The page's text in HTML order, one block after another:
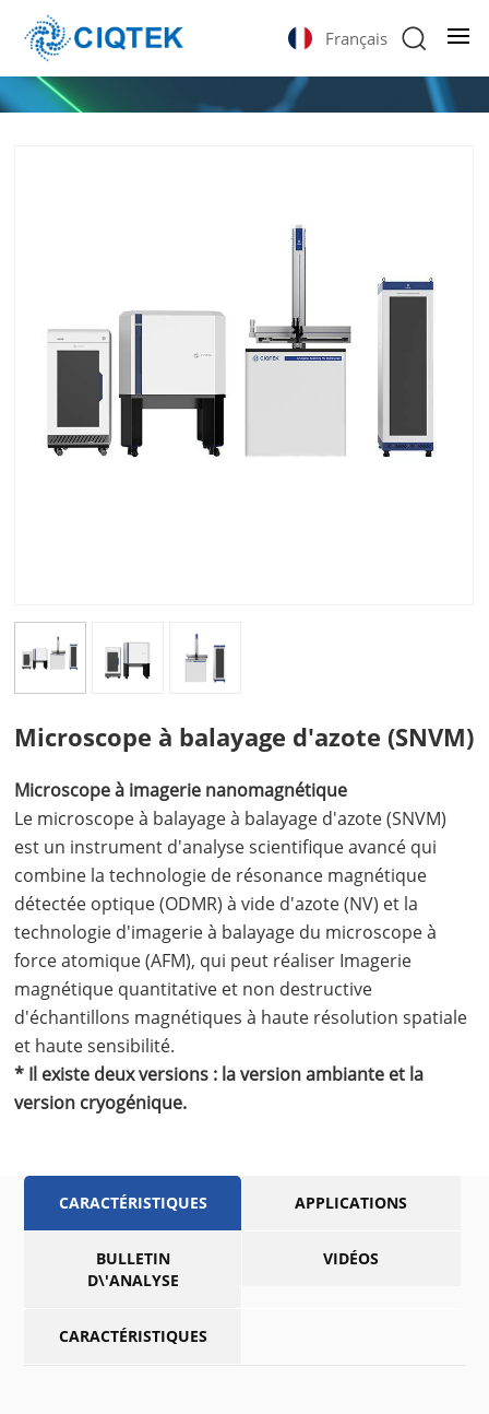
Français
Microscope à balayage d'azote (SNVM)
Microscope à imagerie nanomagnétique
Le microscope à balayage à balayage d'azote (SNVM)
est un instrument d'analyse scientifique avancé qui
combine la technologie de résonance magnétique
détectée optique (ODMR) à vide d'azote (NV) et la
technologie d'imagerie à balayage du microscope à
force atomique (AFM), qui peut réaliser Imagerie
magnétique quantitative et non destructive
d'échantillons magnétiques à haute résolution spatiale
et haute sensibilité.
* Il existe deux versions : la version ambiante et la
version cryogénique.
CARACTÉRISTIQUES APPLICATIONS
BULLETIN
D\'ANALYSE
VIDÉOS
CARACTÉRISTIQUES